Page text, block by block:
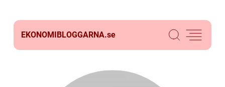
EKONOMIBLOGGARNA.se